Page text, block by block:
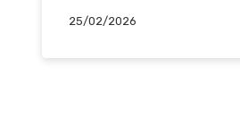
25/02/2026